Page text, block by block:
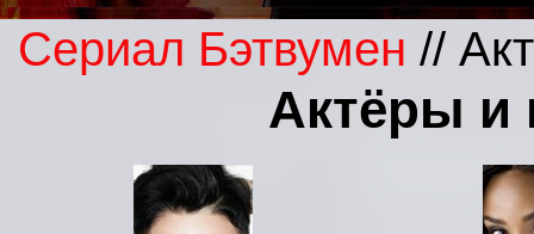
Сериал Бэтвумен //
Актёры и